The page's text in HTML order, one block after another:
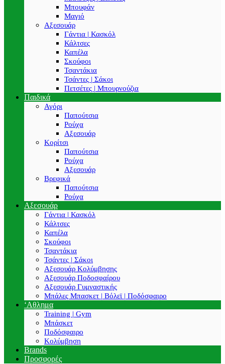
Μπουφάν
Μαγιό
Αξεσουάρ
Γάντια | Κασκόλ
Κάλτσες
Καπέλα
Σκούφοι
Τσαντάκια
Τσάντες | Σάκοι
Πετσέτες | Μπουρνούζια
Παιδικά
Αγόρι
Παπούτσια
Ρούχα
Αξεσουάρ
Κορίτσι
Παπούτσια
Ρούχα
Αξεσουάρ
Βρεφικά
Παπούτσια
Ρούχα
Αξεσουάρ
Γάντια | Κασκόλ
Κάλτσες
Καπέλα
Σκούφοι
Τσαντάκια
Τσάντες | Σάκοι
Αξεσουάρ Κολύμβησης
Αξεσουάρ Ποδοσφαίρου
Αξεσουάρ Γυμναστικής
Μπάλες Μπασκετ | Βόλεϊ | Ποδόσφαιρο
‘Αθλημα
Training | Gym
Μπάσκετ
Ποδόσφαιρο
Κολύμβηση
Brands
Προσφορές